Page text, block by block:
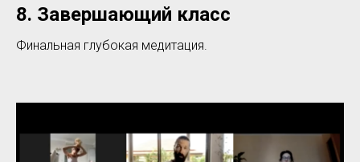
8. Завершающий класс
Финальная глубокая медитация.